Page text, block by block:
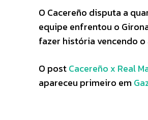
O Cacereño disputa a
equipe enfrentou o
fazer história vencendo
O postCacereño x Real
apareceu primeiro em